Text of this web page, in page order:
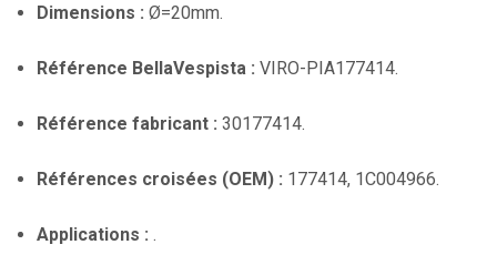
Dimensions : Ø=20mm.
Référence BellaVespista : VIRO-PIA177414.
Référence fabricant : 30177414.
Références croisées (OEM) : 177414, 1C004966.
Applications : .